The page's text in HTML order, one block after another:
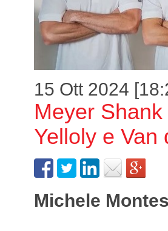
15 Ott 2024
Meyer
Yelloly e Van
Michele